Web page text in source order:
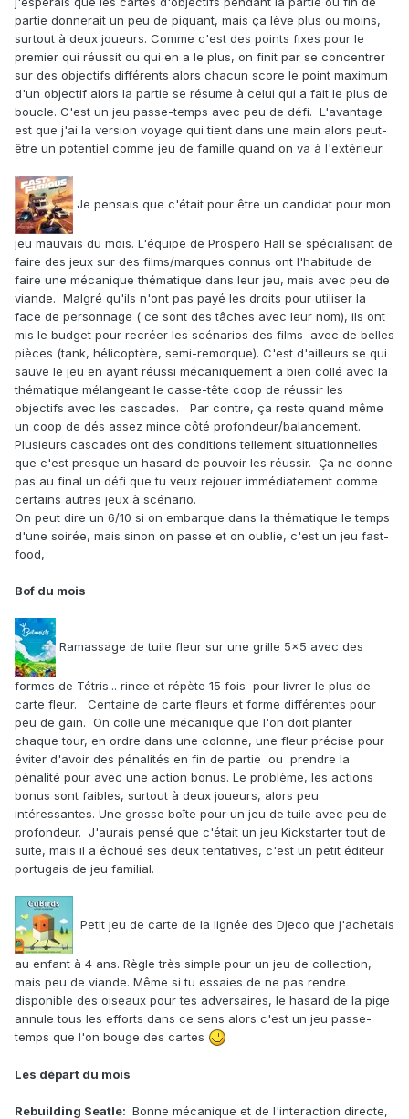
partie donnerait un peu de piquant, mais ça lève plus ou moins,
surtout à deux joueurs. Comme c'est des points fixes pour le
premier qui réussit ou qui en a le plus, on finit par se concentrer
sur des objectifs différents alors chacun score le point maximum
d'un objectif alors la partie se résume à celui qui a fait le plus de
boucle. C'est un jeu passe-temps avec peu de défi. L'avantage
est que j'ai la version voyage qui tient dans une main alors peut-
être un potentiel comme jeu de famille quand on va à l'extérieur.
Je pensais que c'était pour être un candidat pour mon
jeu mauvais du mois. L'équipe de Prospero Hall se spécialisant de
faire des jeux sur des films/marques connus ont l'habitude de
faire une mécanique thématique dans leur jeu, mais avec peu de
viande. Malgré qu'ils n'ont pas payé les droits pour utiliser la
face de personnage ( ce sont des tâches avec leur nom), ils ont
mis le budget pour recréer les scénarios des films avec de belles
pièces (tank, hélicoptère, semi-remorque). C'est d'ailleurs se qui
sauve le jeu en ayant réussi mécaniquement a bien collé avec la
thématique mélangeant le casse-tête coop de réussir les
objectifs avec les cascades. Par contre, ça reste quand même
un coop de dés assez mince côté profondeur/balancement.
Plusieurs cascades ont des conditions tellement situationnelles
que c'est presque un hasard de pouvoir les réussir. Ça ne donne
pas au final un défi que tu veux rejouer immédiatement comme
certains autres jeux à scénario.
On peut dire un 6/10 si on embarque dans la thématique le temps
d'une soirée, mais sinon on passe et on oublie, c'est un jeu fast-
food,
Bof du mois
Ramassage de tuile fleur sur une grille 5x5 avec des
formes de Tétris... rince et répète 15 fois pour livrer le plus de
carte fleur. Centaine de carte fleurs et forme différentes pour
peu de gain. On colle une mécanique que l'on doit planter
chaque tour, en ordre dans une colonne, une fleur précise pour
éviter d'avoir des pénalités en fin de partie ou prendre la
pénalité pour avec une action bonus. Le problème, les actions
bonus sont faibles, surtout à deux joueurs, alors peu
intéressantes. Une grosse boîte pour un jeu de tuile avec peu de
profondeur. J'aurais pensé que c'était un jeu Kickstarter tout de
suite, mais il a échoué ses deux tentatives, c'est un petit éditeur
portugais de jeu familial.
Petit jeu de carte de la lignée des Djeco que j'achetais
au enfant à 4 ans. Règle très simple pour un jeu de collection,
mais peu de viande. Même si tu essaies de ne pas rendre
disponible des oiseaux pour tes adversaires, le hasard de la pige
annule tous les efforts dans ce sens alors c'est un jeu passe-
temps que l'on bouge des cartes
Les départ du mois
Rebuilding Seatle: Bonne mécanique et de l'interaction directe,